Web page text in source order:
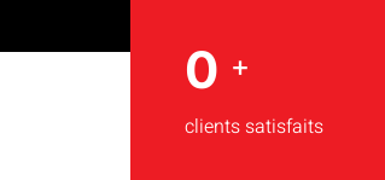
0 +
clients satisfaits